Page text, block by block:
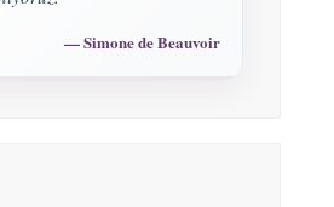
Simone de Beauvoir